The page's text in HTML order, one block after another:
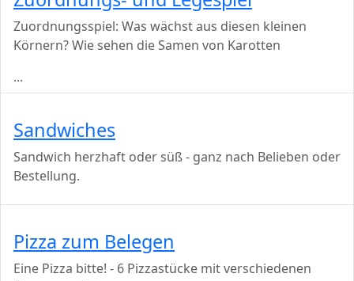
Zuordnungsspiel: Was wächst aus diesen kleinen
Körnern? Wie sehen die Samen von Karotten
...
Sandwiches
Sandwich herzhaft oder süß - ganz nach Belieben oder
Bestellung.
Pizza zum Belegen
Eine Pizza bitte! - 6 Pizzastücke mit verschiedenen